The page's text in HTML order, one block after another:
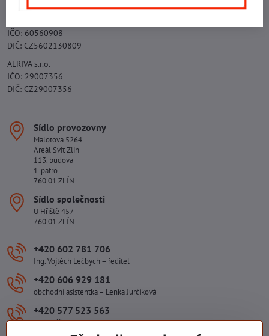
Ing. Vojtěch Lečbych - IVL
IČO: 60560908
DIČ: CZ5602130809
ALRIVA s.r.o.
IČO: 29007356
DIČ: CZ29007356
Sídlo provozovny
Malotova 5264
Areál Svit Zlín
113. budova
1. patro
760 01 ZLÍN
Sídlo společnosti
U Hřiště 457
760 01 ZLÍN
+420 602 781 706
Ing. Vojtěch Lečbych – ředitel
+420 606 929 181
obchodní asistentka – Lenka Jurčíková
+420 577 523 563
kancelář